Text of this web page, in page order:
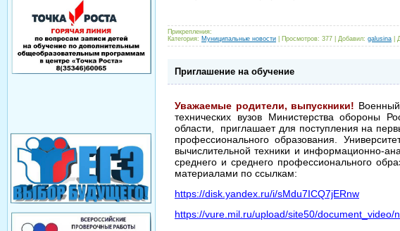
Прикрепления:
Категория: Муниципальные новости Просмотров: 377 | Добавил: galusina
Приглашение на обучение
Уважаемые родители, выпускники!
технических вузов Министерства обороны
области, приглашает для поступления на
профессионального образования.
вычислительной техники и информационно-
среднего и среднего профессионального
материалами по ссылкам:
https://disk.yandex.ru/i/sMdu7ICQ7jERnw
https://vure mil ru/upload/site50/document video/n